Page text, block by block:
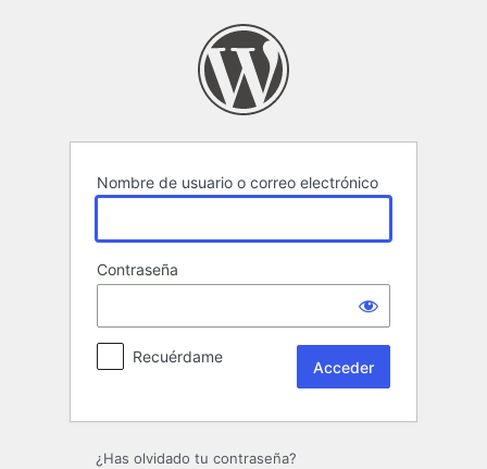
Nombre de usuario o correo electrónico
Contraseña
Recuérdame
¿Has olvidado tu contraseña?